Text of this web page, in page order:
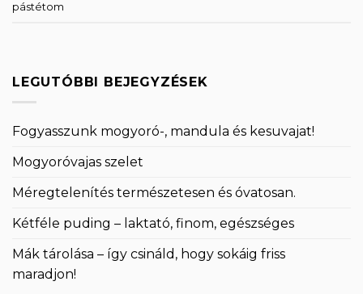
pástétom
LEGUTÓBBI BEJEGYZÉSEK
Fogyasszunk mogyoró-, mandula és kesuvajat!
Mogyoróvajas szelet
Méregtelenítés természetesen és óvatosan.
Kétféle puding – laktató, finom, egészséges
Mák tárolása – így csináld, hogy sokáig friss
maradjon!